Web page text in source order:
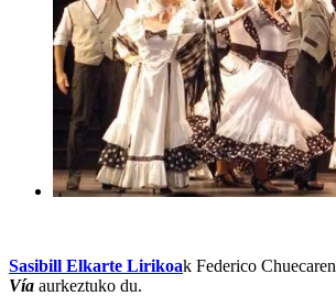
Sasibill Elkarte Lirikoak Federico Chuecaren
Vía aurkeztuko du.